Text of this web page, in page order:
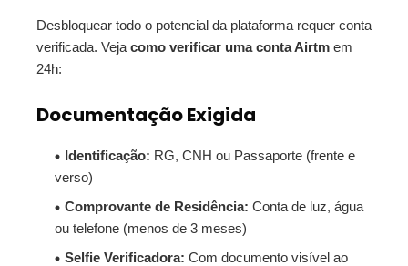
Desbloquear todo o potencial da plataforma requer conta
verificada. Veja como verificar uma conta Airtm em
24h:
Documentação Exigida
Identificação: RG, CNH ou Passaporte (frente e
verso)
Comprovante de Residência: Conta de luz, água
ou telefone (menos de 3 meses)
Selfie Verificadora: Com documento visível ao